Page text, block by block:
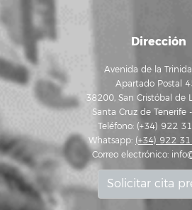
Dirección
Avenida de la
Apartado Postal
38200, San Cristóbal de
Santa Cruz de Tenerife
Teléfono: (+34) 922
Whatsapp: (+34) 922
Correo electrónico:
Solicitar cita